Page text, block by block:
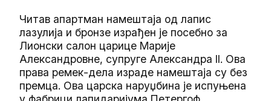
Читав апартман намештаја од лапис
лазулија и бронзе израђен је посебно за
Лионски салон царице Марије
Александровне, супруге Александра II. Ова
права ремек-дела израде намештаја су без
премца. Ова царска наруџбина је испуњена